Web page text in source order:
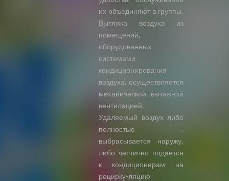
их объединяют в группы.
Вытяжка воздуха из
помещений,
оборудованных
системами
кондиционирования
воздуха, осуществляется
механической вытяжной
вентиляцией.
Удаляемый воздух либо
полностью .
выбрасывается наружу,
либо частично подается
к кондиционерам на
рецирку-ляцию